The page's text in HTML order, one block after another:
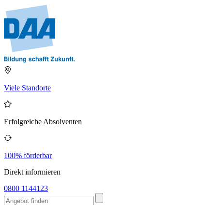
Viele Standorte
Erfolgreiche Absolventen
100% förderbar
Direkt informieren
0800 1144123